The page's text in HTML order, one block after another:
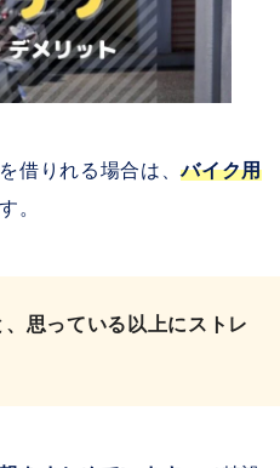
借りれる場合は、バイク用
。
思っている以上にストレ